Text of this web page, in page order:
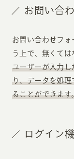
お問い合
お問い合わせフ
う上で、無くては
ユーザーが入力
り、データを処理
ることができます
ログイン